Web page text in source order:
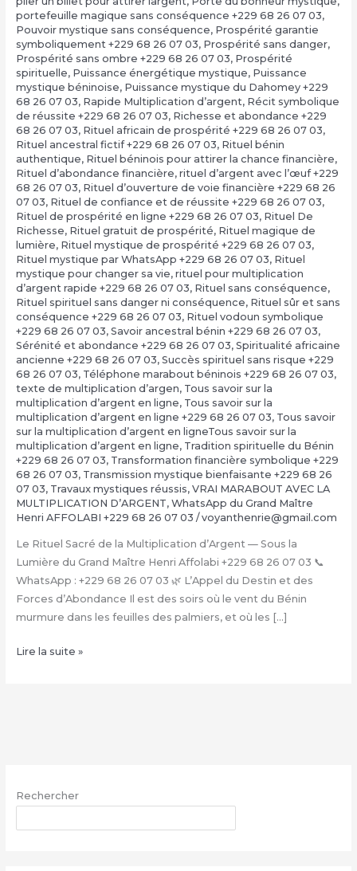
portefeuille magique sans conséquence +229 68 26 07 03,
Pouvoir mystique sans conséquence, Prospérité garantie
symboliquement +229 68 26 07 03, Prospérité sans danger,
Prospérité sans ombre +229 68 26 07 03, Prospérité
spirituelle, Puissance énergétique mystique, Puissance
mystique béninoise, Puissance mystique du Dahomey +229
68 26 07 03, Rapide Multiplication d’argent, Récit symbolique
de réussite +229 68 26 07 03, Richesse et abondance +229
68 26 07 03, Rituel africain de prospérité +229 68 26 07 03,
Rituel ancestral fictif +229 68 26 07 03, Rituel bénin
authentique, Rituel béninois pour attirer la chance financière,
Rituel d’abondance financière, rituel d’argent avec l’œuf +229
68 26 07 03, Rituel d’ouverture de voie financière +229 68 26
07 03, Rituel de confiance et de réussite +229 68 26 07 03,
Rituel de prospérité en ligne +229 68 26 07 03, Rituel De
Richesse, Rituel gratuit de prospérité, Rituel magique de
lumière, Rituel mystique de prospérité +229 68 26 07 03,
Rituel mystique par WhatsApp +229 68 26 07 03, Rituel
mystique pour changer sa vie, rituel pour multiplication
d’argent rapide +229 68 26 07 03, Rituel sans conséquence,
Rituel spirituel sans danger ni conséquence, Rituel sûr et sans
conséquence +229 68 26 07 03, Rituel vodoun symbolique
+229 68 26 07 03, Savoir ancestral bénin +229 68 26 07 03,
Sérénité et abondance +229 68 26 07 03, Spiritualité africaine
ancienne +229 68 26 07 03, Succès spirituel sans risque +229
68 26 07 03, Téléphone marabout béninois +229 68 26 07 03,
texte de multiplication d’argen, Tous savoir sur la
multiplication d’argent en ligne, Tous savoir sur la
multiplication d’argent en ligne +229 68 26 07 03, Tous savoir
sur la multiplication d’argent en ligneTous savoir sur la
multiplication d’argent en ligne, Tradition spirituelle du Bénin
+229 68 26 07 03, Transformation financière symbolique +229
68 26 07 03, Transmission mystique bienfaisante +229 68 26
07 03, Travaux mystiques réussis, VRAI MARABOUT AVEC LA
MULTIPLICATION D’ARGENT, WhatsApp du Grand Maître
Henri AFFOLABI +229 68 26 07 03 /voyanthenrie@gmail.com
Le Rituel Sacré de la Multiplication d’Argent — Sous la
Lumière du Grand Maître Henri Affolabi +229 68 26 07 03 📞
WhatsApp : +229 68 26 07 03 🌿 L’Appel du Destin et des
Forces d’Abondance Il est des soirs où le vent du Bénin
murmure dans les feuilles des palmiers, et où les […]
La
Henri
–
Lire la suite »
Rechercher